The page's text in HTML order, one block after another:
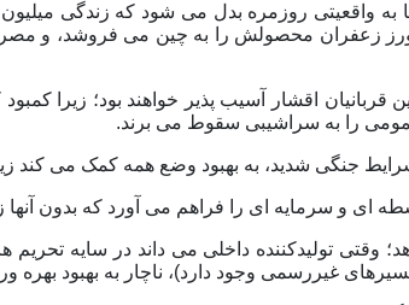
به واقعیتی روزمره بدل می شود که زندگی میلیون
زعفران محصولش را به چین می فروشد، و مصرف
قربانیان اقشار آسیب پذیر خواهند بود؛ زیرا
را به سراشیبی سقوط می برند.
جنگی شدید، به بهبود وضع همه کمک می کند
ای و سرمایه ای را فراهم می آورد که بدون آنها
وقتی تولیدکننده داخلی می داند در سایه
مسیرهای غیررسمی وجود دارد)، ناچار به بهبود